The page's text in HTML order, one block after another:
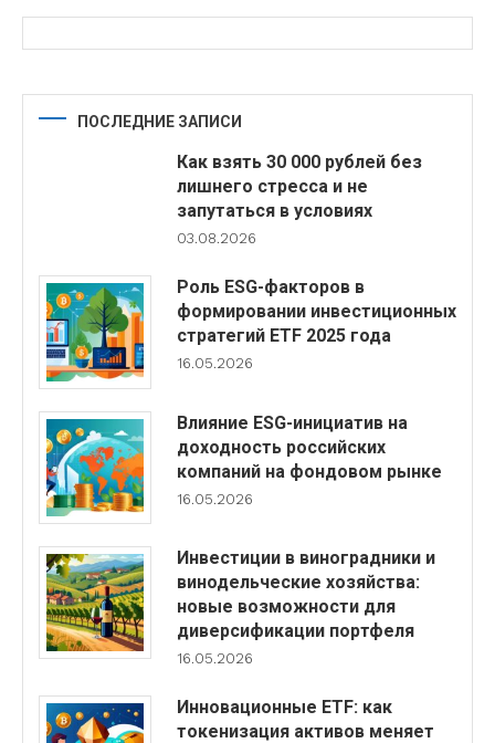
ПОСЛЕДНИЕ ЗАПИСИ
Как взять 30 000 рублей без
лишнего стресса и не
запутаться в условиях
03.08.2026
Роль ESG-факторов в
формировании инвестиционных
стратегий ETF 2025 года
16.05.2026
Влияние ESG-инициатив на
доходность российских
компаний на фондовом рынке
16.05.2026
Инвестиции в виноградники и
винодельческие хозяйства:
новые возможности для
диверсификации портфеля
16.05.2026
Инновационные ETF: как
токенизация активов меняет